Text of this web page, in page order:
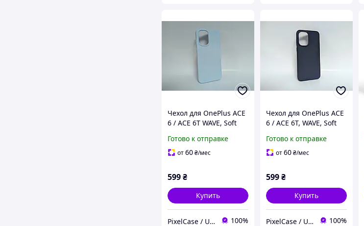
Чехол для OnePlus ACE
6 / ACE 6T WAVE, Soft
противоударный,
голубой
Готово к отправке
от60₴/мес
599₴
Купить
PixelCase / UnLockService 100%
Чехол для OnePlus ACE
6 / ACE 6T, WAVE, Soft
противоударный,
cиний
Готово к отправке
от60₴/мес
599₴
Купить
PixelCase / UnLockService 100%